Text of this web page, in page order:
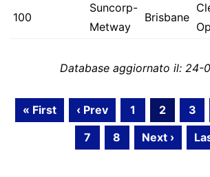
100
Suncorp-
Metway
Brisbane
Database aggiornato il: 24-
« First ‹ Prev 1 2 3
7
8 Next ›